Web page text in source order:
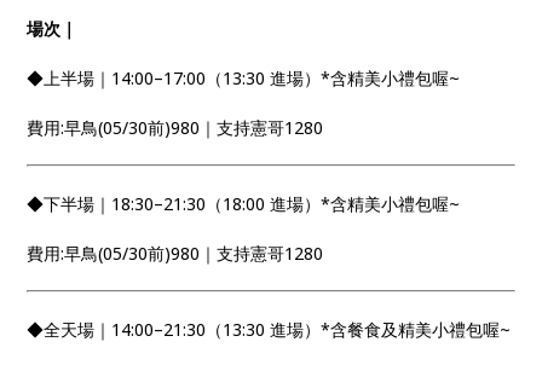
場次｜
◆上半場｜14:00–17:00（13:30 進場）*含精美小禮包喔~
費用:早鳥(05/30前)980｜支持憲哥1280
◆下半場｜18:30–21:30（18:00 進場）*含精美小禮包喔~
費用:早鳥(05/30前)980｜支持憲哥1280
◆全天場｜14:00–21:30（13:30 進場）*含餐食及精美小禮包喔~